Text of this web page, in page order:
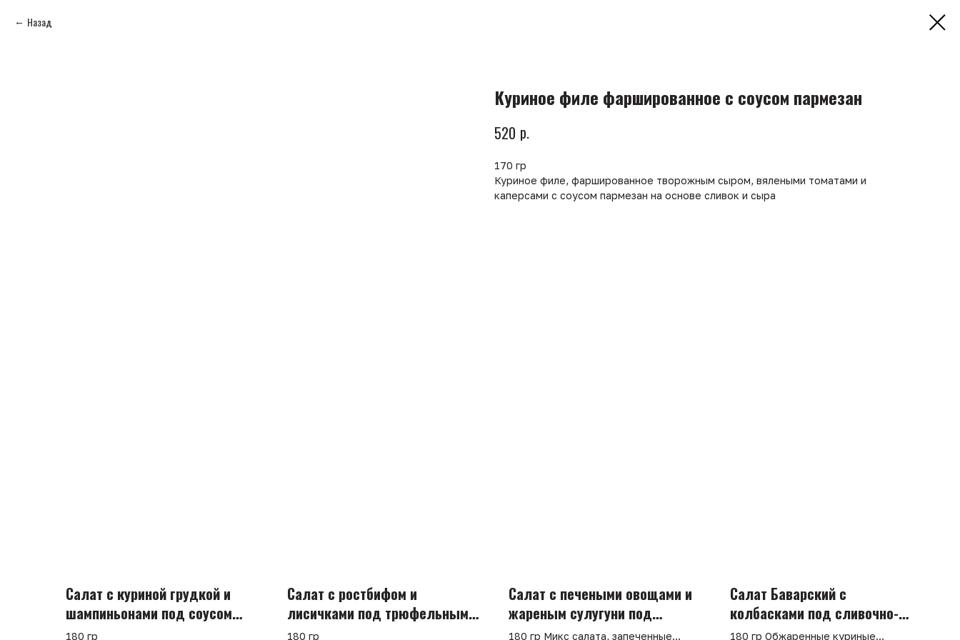
Назад
Куриное филе фаршированное с соусом пармезан
520 р.
170 гр
Куриное филе, фаршированное творожным сыром, вялеными томатами и
каперсами с соусом пармезан на основе сливок и сыра
Салат с куриной грудкой и
шампиньонами под соусом
чимичури
180 гр
Салат с ростбифом и
лисичками под трюфельным
соусом
180 гр
Салат с печеными овощами и
жареным сулугуни под
ореховым соусом
180 гр Микс салата, запеченные
Салат Баварский с
колбасками под сливочно-
горчичным соусом
180 гр Обжаренные куриные